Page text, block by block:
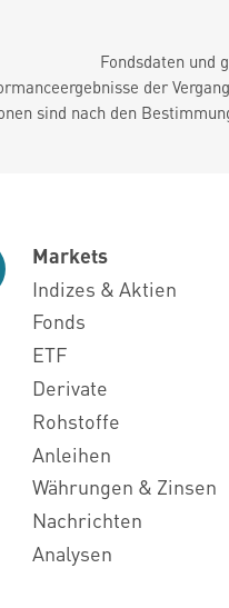
Fondsdaten und
der
sind nach den
Markets
Indizes & Aktien
Fonds
ETF
Derivate
Rohstoffe
Anleihen
Währungen & Zinsen
Nachrichten
Analysen